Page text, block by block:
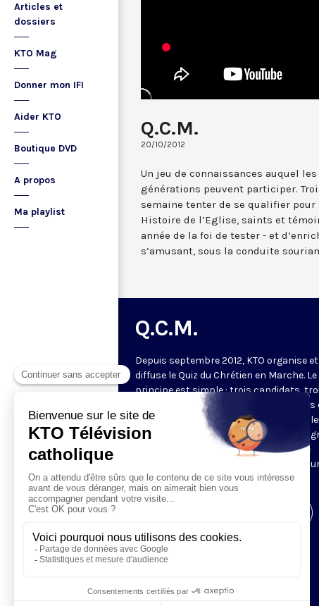
Articles et
dossiers
KTO Mag
Donner mon IFI
Aider KTO
Boutique DVD
A propos
Ma playlist
Q.C.M.
20/10/2012
Un jeu de connaissances auquel
générations peuvent participer.
semaine tenter de se qualifier
Histoire de l’Eglise, saints et
année de la foi de tester - et
s’amusant, sous la conduite
Q.C.M.
Depuis septembre 2012, KTO organise et
diffuse le Quiz du Chrétien en Marche. Le
principe est simple : trois candidats,
manches. Les deux premières manches
jeu permettent de choisir les deux
candidats pour la manche finale. Le
de l'émission revient à la fin du mois se
confronter à deux autres gagnants
tenter de gagner le lot majeur.